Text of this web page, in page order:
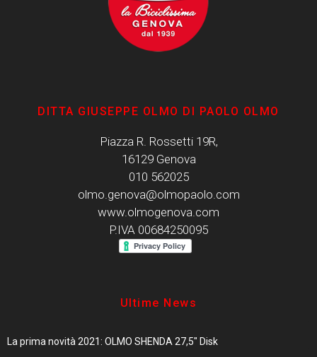
DITTA GIUSEPPE OLMO DI PAOLO OLMO
Piazza R. Rossetti 19R,
16129 Genova
010 562025
olmo.genova@olmopaolo.com
www.olmogenova.com
P.IVA 00684250095
Ultime News
La prima novità 2021: OLMO SHENDA 27,5″ Disk